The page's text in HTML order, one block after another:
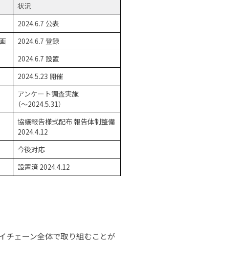
状況
2024.6.7 公表
2024.6.7 登録
2024.6.7 設置
2024.5.23 開催
アンケート調査実施
（～2024.5.31）
協議報告様式配布 報告体制整備
2024.4.12
今後対応
設置済 2024.4.12
チェーン全体で取り組むことが